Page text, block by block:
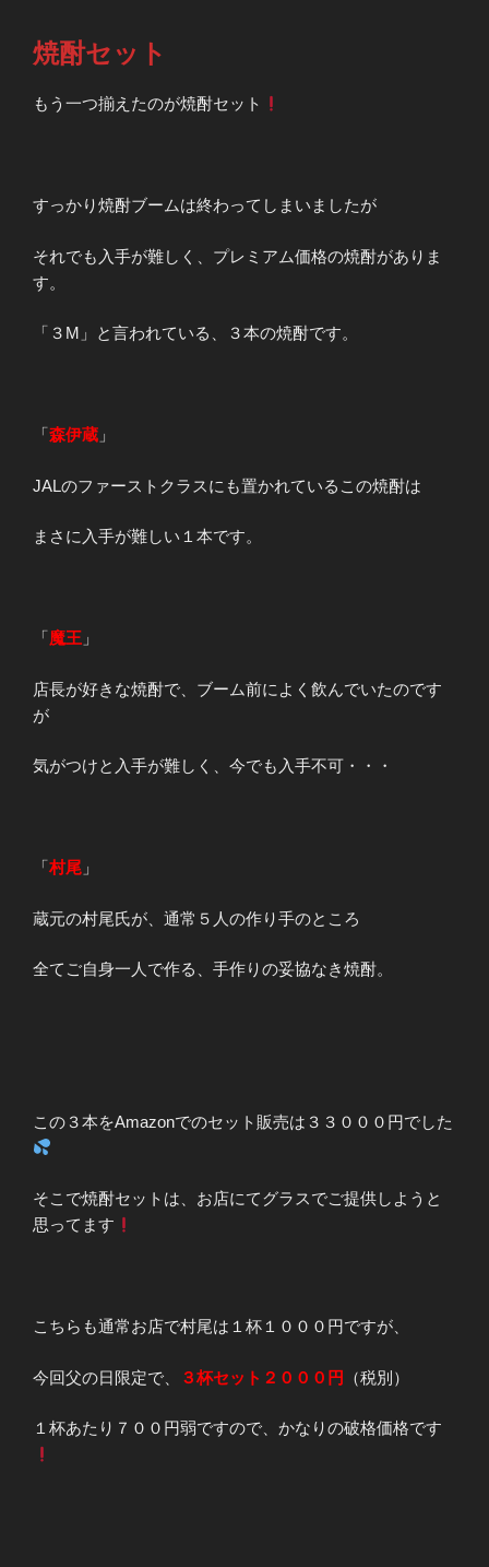
焼酎セット
もう一つ揃えたのが焼酎セット
すっかり焼酎ブームは終わってしまいましたが
それでも入手が難しく、プレミアム価格の焼酎がありま
す。
「３M」と言われている、３本の焼酎です。
「森伊蔵 」
JALのファーストクラスにも置かれているこの焼酎は
まさに入手が難しい１本です。
「魔王 」
店長が好きな焼酎で、ブーム前によく飲んでいたのです
が
気がつけと入手が難しく、今でも入手不可・・・
「村尾 」
蔵元の村尾氏が、通常５人の作り手のところ
全てご自身一人で作る、手作りの妥協なき焼酎。
この３本をAmazonでのセット販売は３３０００円でした
そこで焼酎セットは、お店にてグラスでご提供しようと
思ってます
こちらも通常お店で村尾は１杯１０００円ですが、
今回父の日限定で、 ３杯セット２０００円 （税別）
１杯あたり７００円弱ですので、かなりの破格価格です